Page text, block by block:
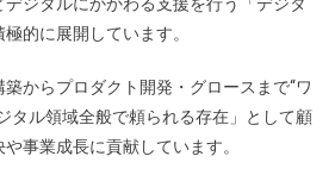
的に展開しています。
からプロダクト開発・グロースまで“ワ
タル領域全般で頼られる存在」として顧
事業成長に貢献しています。